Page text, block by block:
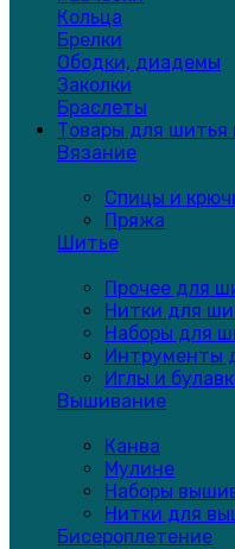
Кольца
Брелки
Ободки, диадемы
Заколки
Браслеты
Товары для шитья
Вязание
Спицы и
Пряжа
Шитье
Прочее для
Нитки для
Наборы для
Интрументы
Иглы и
Вышивание
Канва
Мулине
Наборы
Нитки для
Бисероплетение